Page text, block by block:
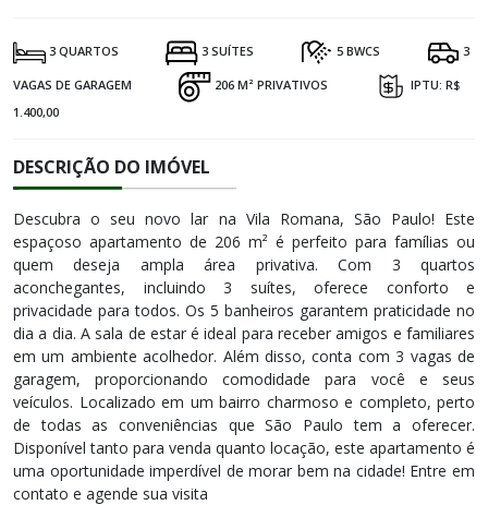
3 QUARTOS 3 SUÍTES 5 BWCS 3
VAGAS DE GARAGEM 206 M² PRIVATIVOS
IPTU: R$
1.400,00
DESCRIÇÃO DO IMÓVEL
Descubra o seu novo lar na Vila Romana, São Paulo! Este
espaçoso apartamento de 206 m² é perfeito para famílias ou
quem deseja ampla área privativa. Com 3 quartos
aconchegantes, incluindo 3 suítes, oferece conforto e
privacidade para todos. Os 5 banheiros garantem praticidade no
dia a dia. A sala de estar é ideal para receber amigos e familiares
em um ambiente acolhedor. Além disso, conta com 3 vagas de
garagem, proporcionando comodidade para você e seus
veículos. Localizado em um bairro charmoso e completo, perto
de todas as conveniências que São Paulo tem a oferecer.
Disponível tanto para venda quanto locação, este apartamento é
uma oportunidade imperdível de morar bem na cidade! Entre em
contato e agende sua visita